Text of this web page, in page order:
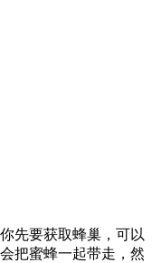
先要获取蜂巢，可以
把蜜蜂一起带走，然